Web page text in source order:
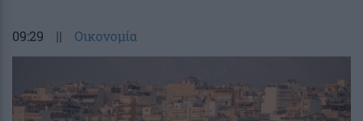
09:29 || Οικονομία